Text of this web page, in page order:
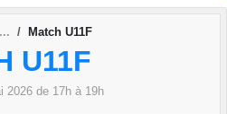
Match U11F
U11F
2026 de 17h à 19h